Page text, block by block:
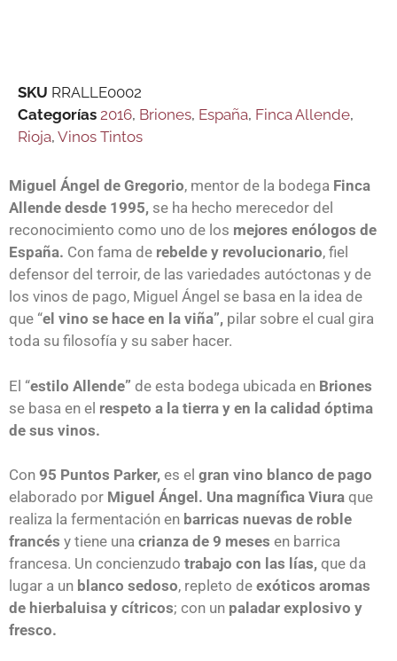
SKU RRALLE0002
Categorías 2016, Briones, España, Finca Allende,
Rioja, Vinos Tintos
Miguel Ángel de Gregorio, mentor de la bodega Finca
Allende desde 1995, se ha hecho merecedor del
reconocimiento como uno de los mejores enólogos de
España. Con fama de rebelde y revolucionario, fiel
defensor del terroir, de las variedades autóctonas y de
los vinos de pago, Miguel Ángel se basa en la idea de
que “el vino se hace en la viña”, pilar sobre el cual gira
toda su filosofía y su saber hacer.
El “estilo Allende” de esta bodega ubicada en Briones
se basa en el respeto a la tierra y en la calidad óptima
de sus vinos.
Con 95 Puntos Parker, es el gran vino blanco de pago
elaborado por Miguel Ángel. Una magnífica Viura que
realiza la fermentación en barricas nuevas de roble
francés y tiene una crianza de 9 meses en barrica
francesa. Un concienzudo trabajo con las lías, que da
lugar a un blanco sedoso, repleto de exóticos aromas
de hierbaluisa y cítricos; con un paladar explosivo y
fresco.